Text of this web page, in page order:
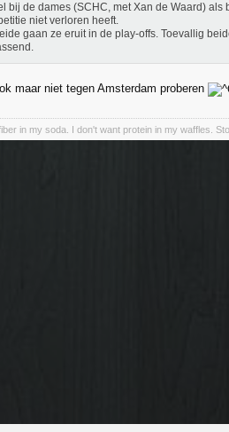
bij de dames (SCHC, met Xan de Waard)
niet verloren heeft.
gaan ze eruit in de play-offs. Toevallig
maar niet tegen Amsterdam proberen
in my soda. I don't want protein in my waffles.